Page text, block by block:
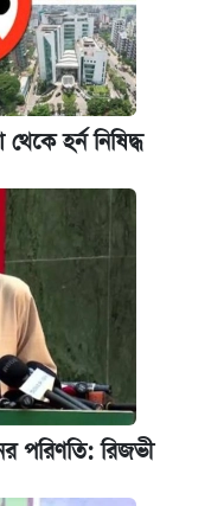
হর্ন নিষিদ্ধ
পরিণতি: রিজভী